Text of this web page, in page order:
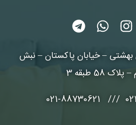
بهشتی – خیابان پاکستان – نبش
58 طبقه 3